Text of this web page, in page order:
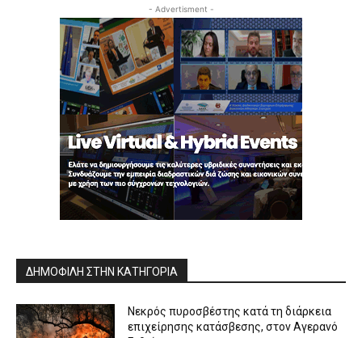
- Advertisment -
ΔΗΜΟΦΙΛΗ ΣΤΗΝ ΚΑΤΗΓΟΡΙΑ
Νεκρός πυροσβέστης κατά τη διάρκεια
επιχείρησης κατάσβεσης, στον Αγερανό